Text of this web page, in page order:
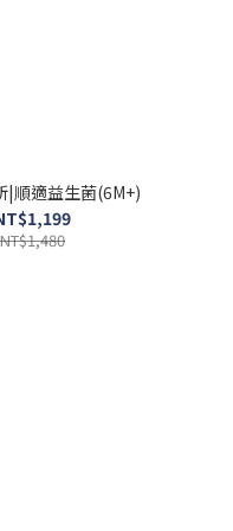
|順適益生菌(6M+)
NT$1,480